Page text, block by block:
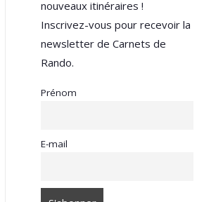
nouveaux itinéraires !
Inscrivez-vous pour recevoir la
newsletter de Carnets de
Rando.
Prénom
E-mail